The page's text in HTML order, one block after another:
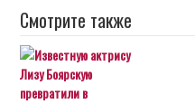
Смотрите также